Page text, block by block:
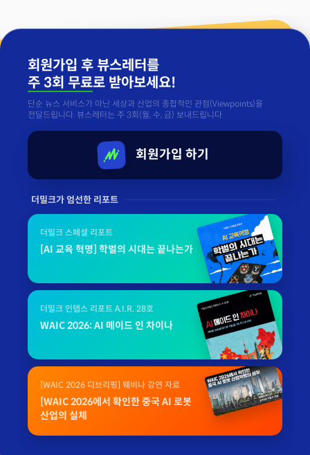
회원가입 후 뷰스레터를
주 3회 무료로 받아보세요!
단순 뉴스 서비스가 아닌 세상과 산업의 종합적인 관점(Viewpoints)을
전달드립니다. 뷰스레터는 주 3회(월, 수, 금) 보내드립니다.
회원가입 하기
더밀크가 엄선한 리포트
더밀크 스페셜 리포트
[AI 교육 혁명] 학벌의 시대는 끝나는가
더밀크 인뎁스 리포트 A.I.R. 28호
WAIC 2026: AI 메이드 인 차이나
[WAIC 2026 디브리핑] 웨비나 강연 자료
[WAIC 2026에서 확인한 중국 AI 로봇
산업의 실체